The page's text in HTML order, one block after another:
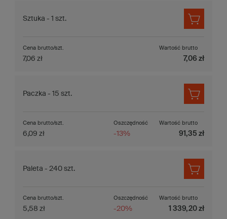
Sztuka - 1 szt.
Cena brutto/szt.
7,06 zł
Wartość brutto
7,06 zł
Paczka - 15 szt.
Oszczędność
-13%
Cena brutto/szt.
6,09 zł
Wartość brutto
91,35 zł
Paleta - 240 szt.
Oszczędność
-20%
Cena brutto/szt.
5,58 zł
Wartość brutto
1 339,20 zł